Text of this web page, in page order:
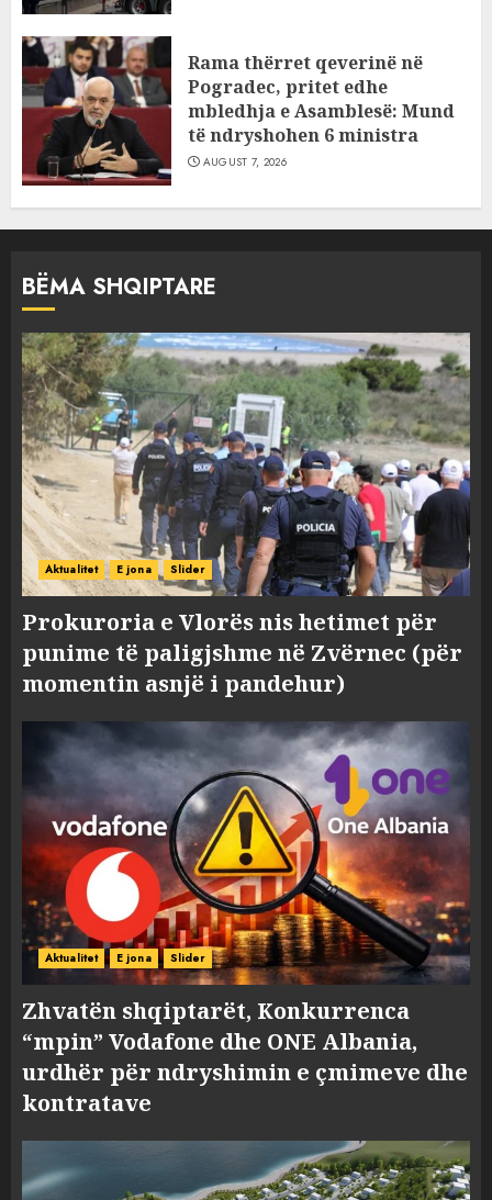
Rama thërret qeverinë në
Pogradec, pritet edhe
mbledhja e Asamblesë: Mund
të ndryshohen 6 ministra
AUGUST 7, 2026
BËMA SHQIPTARE
Aktualitet E jona Slider
Prokuroria e Vlorës nis hetimet për
punime të paligjshme në Zvërnec (për
momentin asnjë i pandehur)
Aktualitet E jona Slider
Zhvatën shqiptarët, Konkurrenca
“mpin” Vodafone dhe ONE Albania,
urdhër për ndryshimin e çmimeve dhe
kontratave